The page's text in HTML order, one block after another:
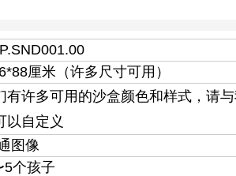
厘米（许多尺寸可用）
有许多可用的沙盒颜色和样式，请
以自定义
图像
5个孩子